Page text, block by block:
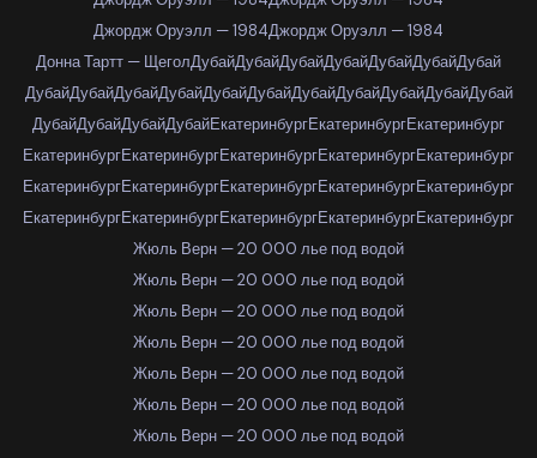
Джордж Оруэлл — 1984Джордж Оруэлл — 1984
Донна Тартт — ЩеголДубайДубайДубайДубайДубайДубайДубай
ДубайДубайДубайДубайДубайДубайДубайДубайДубайДубайДубай
ДубайДубайДубайДубайЕкатеринбургЕкатеринбургЕкатеринбург
ЕкатеринбургЕкатеринбургЕкатеринбургЕкатеринбургЕкатеринбург
ЕкатеринбургЕкатеринбургЕкатеринбургЕкатеринбургЕкатеринбург
ЕкатеринбургЕкатеринбургЕкатеринбургЕкатеринбургЕкатеринбург
Жюль Верн — 20 000 лье под водой
Жюль Верн — 20 000 лье под водой
Жюль Верн — 20 000 лье под водой
Жюль Верн — 20 000 лье под водой
Жюль Верн — 20 000 лье под водой
Жюль Верн — 20 000 лье под водой
Жюль Верн — 20 000 лье под водой